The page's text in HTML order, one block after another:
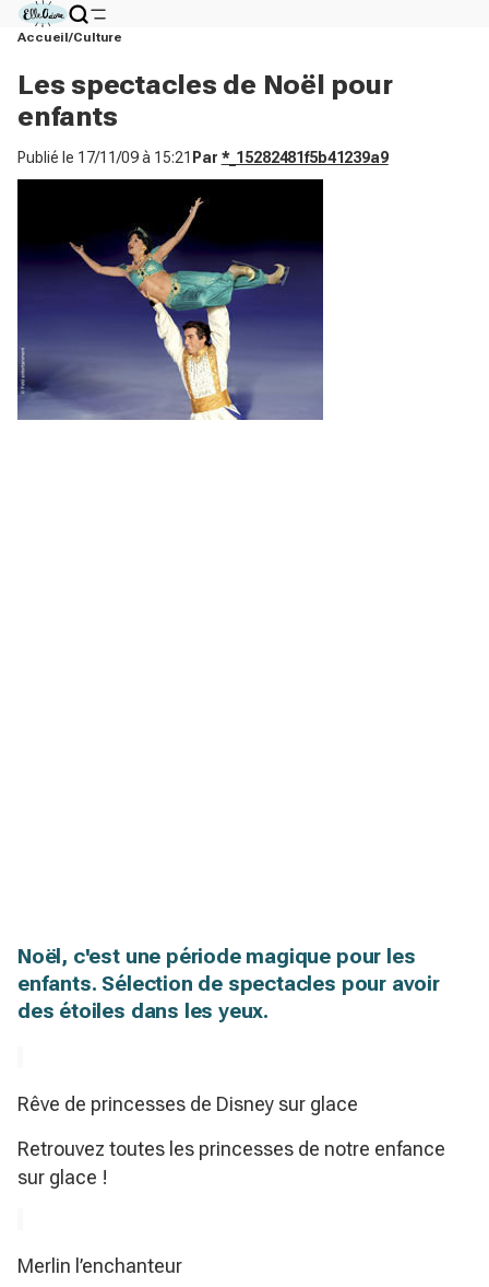
Accueil Culture
Les spectacles de Noël pour
enfants
Publié le 17/11/09 à 15:21 Par *_15282481f5b41239a9
Noël, c'est une période magique pour les
enfants. Sélection de spectacles pour avoir
des étoiles dans les yeux.
Rêve de princesses de Disney sur glace
Retrouvez toutes les princesses de notre enfance
sur glace !
Merlin l’enchanteur